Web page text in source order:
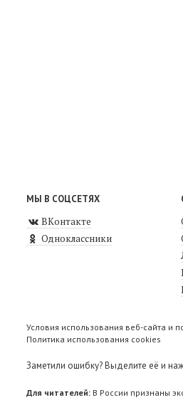
МЫ В СОЦСЕТЯХ
ВКонтакте
Одноклассники
Условия использования веб-сайта и
Политика использования cookies
Заметили ошибку? Выделите её и
Для читателей: В России признаны